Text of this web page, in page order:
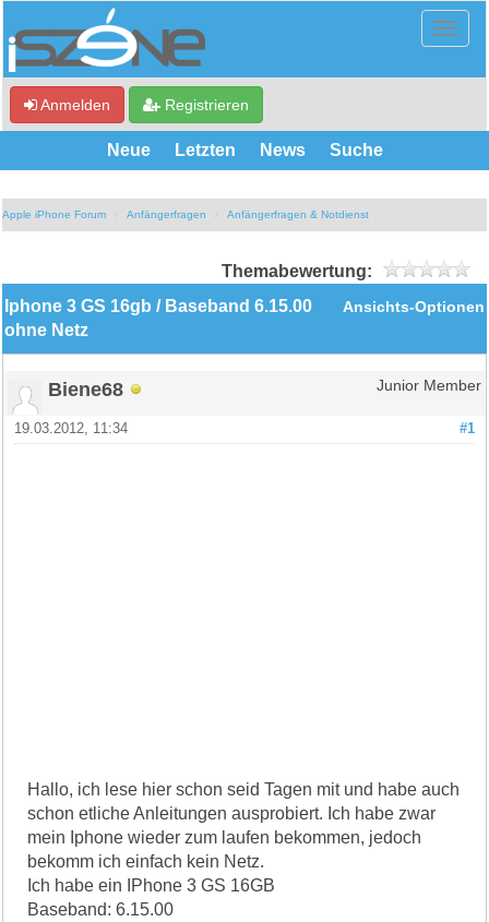
Anmelden Registrieren
Neue Letzten News Suche
Apple iPhone Forum Anfängerfragen Anfängerfragen & Notdienst
Themabewertung:
Ansichts-Optionen
Iphone 3 GS 16gb / Baseband 6.15.00
ohne Netz
Biene68 Junior Member
#1
19.03.2012, 11:34
Hallo, ich lese hier schon seid Tagen mit und habe auch
schon etliche Anleitungen ausprobiert. Ich habe zwar
mein Iphone wieder zum laufen bekommen, jedoch
bekomm ich einfach kein Netz.
Ich habe ein IPhone 3 GS 16GB
Baseband: 6.15.00